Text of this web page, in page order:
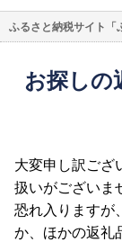
ふるさと納税サイト「
お探しの
大変申し訳ござ
扱いがございま
恐れ入りますが
か、ほかの返礼